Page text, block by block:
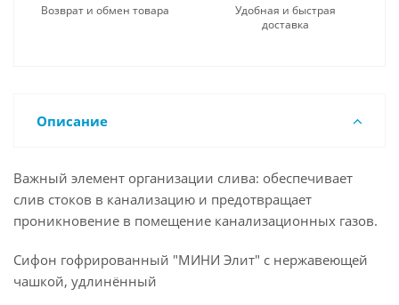
Возврат и обмен товара
Удобная и быстрая
доставка
Описание
Важный элемент организации слива: обеспечивает
слив стоков в канализацию и предотвращает
проникновение в помещение канализационных газов.
Сифон гофрированный "МИНИ Элит" с нержавеющей
чашкой, удлинённый